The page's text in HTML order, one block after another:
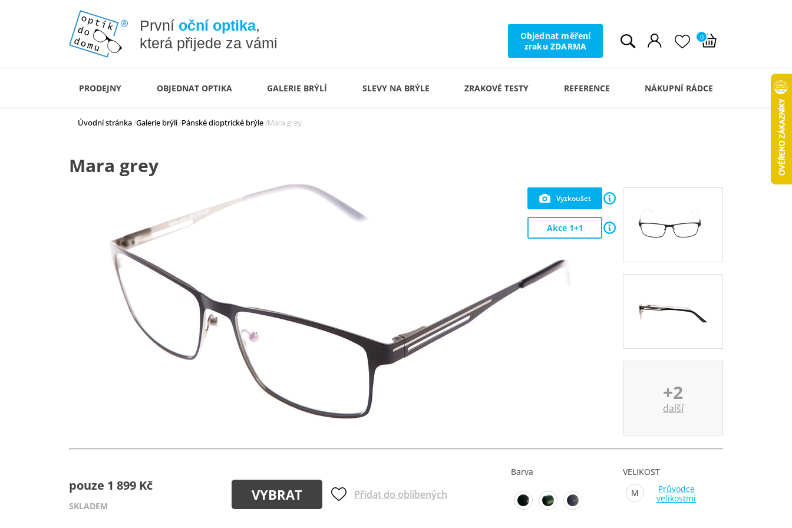
0
Objednat měření
zraku ZDARMA
První oční optika,
která přijede za vámi
PRODEJNY OBJEDNAT OPTIKA GALERIE BRÝLÍ SLEVY NA BRÝLE ZRAKOVÉ TESTY REFERENCE NÁKUPNÍ RÁDCE
Úvodní stránka Galerie brýlí Pánské dioptrické brýle Mara grey
Mara grey
Vyzkoušet
Akce 1+1
+2
další
Barva
VYBRAT Přidat do oblíbených
pouze 1 899 Kč
SKLADEM
VELIKOST
M
Průvodce
velikostmi